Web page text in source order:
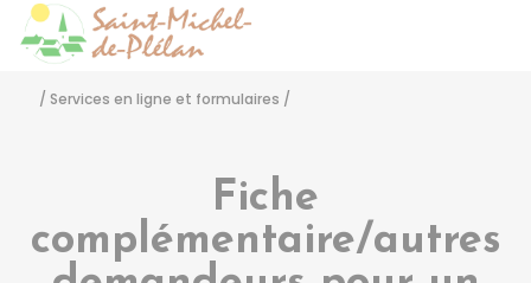
/ Services en ligne et formulaires /
Fiche
complémentaire/autres